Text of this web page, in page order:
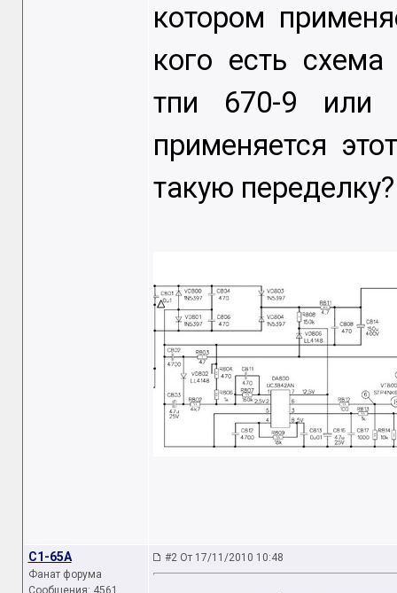
котором
кого есть схема
тпи 670-9 или
применяется
такую переделку?
C1-65A
Фанат форума
Сообщения: 4561
#2 От 17/11/2010 10:48